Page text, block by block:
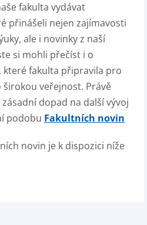
fakulta vydávat
přinášeli nejen zajímavosti
ale i novinky z naší
si mohli přečíst i o
které fakulta připravila pro
veřejnost. Právě
dopad na další vývoj
podobu Fakultních novin
novin je k dispozici níže